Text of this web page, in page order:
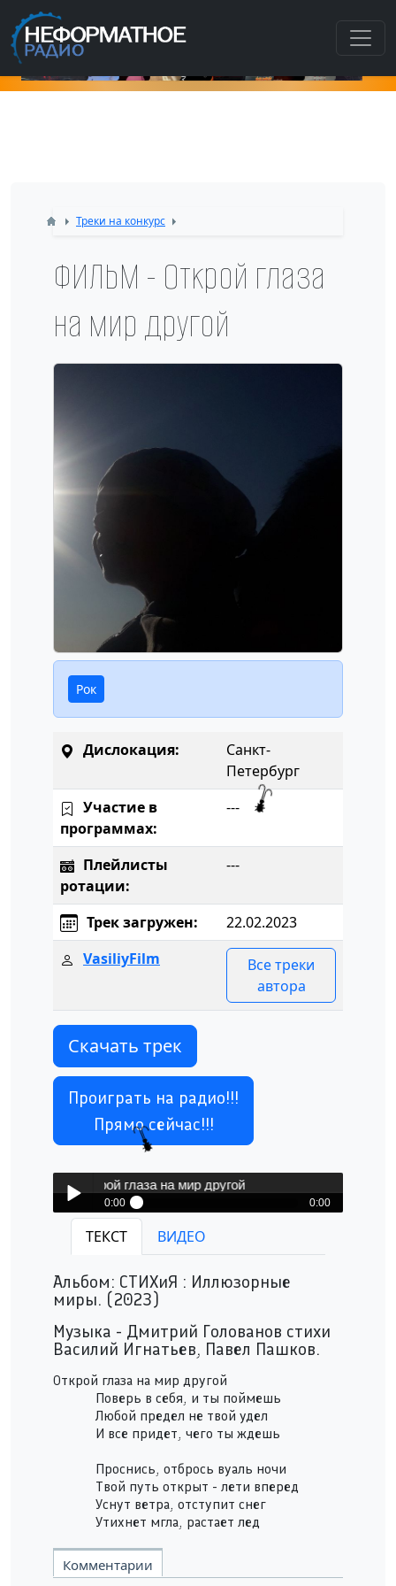
Как попасть в
Треки на конкурс
ФИЛЬМ - Открой глаза
на мир другой
Рок
Дислокация:
Санкт-
Петербург
Участие в
программах:
---
Плейлисты
ротации:
---
Трек загружен:
22.02.2023
VasiliyFilm
Все треки
автора
Скачать трек
Проиграть на радио!!!
Прямо сейчас!!!
pause
ФИЛЬМ - Открой глаза на мир другой
0:00 0:00
ФИЛЬМ - Открой глаза на мир другой
ТЕКСТ ВИДЕО
Альбом: СТИХиЯ : Иллюзорные
миры. (2023)
Музыка - Дмитрий Голованов стихи
Василий Игнатьев, Павел Пашков.
Открой глаза на мир другой
Поверь в себя, и ты поймешь
Любой предел не твой удел
И все придет, чего ты ждешь
Проснись, отбрось вуаль ночи
Твой путь открыт - лети вперед
Уснут ветра, отступит снег
Утихнет мгла, растает лед
Комментарии